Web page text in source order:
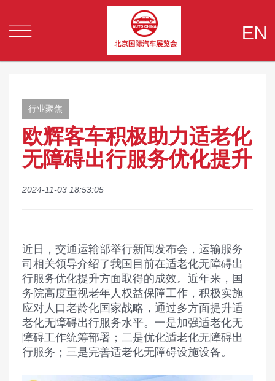
 
行业聚焦
欧辉客车积极助力适老化
无障碍出行服务优化提升
2024-11-03 18:53:05
近日，交通运输部举行新闻发布会，运输服务
司相关领导介绍了我国目前在适老化无障碍出
行服务优化提升方面取得的成效。近年来，国
务院高度重视老年人权益保障工作，积极实施
应对人口老龄化国家战略，通过多方面提升适
老化无障碍出行服务水平。一是加强适老化无
障碍工作统筹部署；二是优化适老化无障碍出
行服务；三是完善适老化无障碍设施设备。